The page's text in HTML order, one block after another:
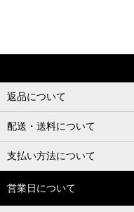
返品について
配送・送料について
支払い方法について
営業日について